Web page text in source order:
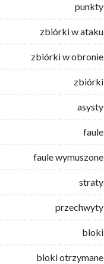
punkty
zbiórki w ataku
zbiórki w obronie
zbiórki
asysty
faule
faule wymuszone
straty
przechwyty
bloki
bloki otrzymane
punkty
zbiórki w ataku
zbiórki w obronie
zbiórki
asysty
faule
faule wymuszone
straty
przechwyty
bloki
bloki otrzymane